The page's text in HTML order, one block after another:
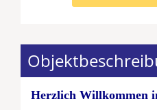
Herzlich Willkommen